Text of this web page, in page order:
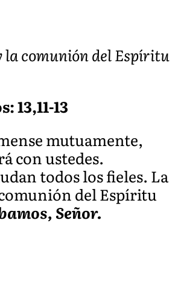
la comunión del Espíritu
13
mutuamente,
con ustedes.
todos los fieles. La
del Espíritu
Señor.